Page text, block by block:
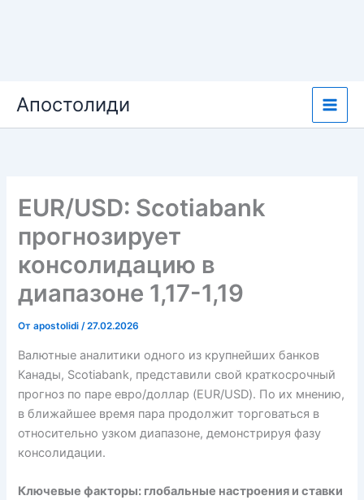
содержимому
Апостолиди
EUR/USD: Scotiabank
прогнозирует
консолидацию в
диапазоне 1,17-1,19
Отapostolidi/27.02.2026
Валютные аналитики одного из крупнейших банков
Канады, Scotiabank, представили свой краткосрочный
прогноз по паре евро/доллар (EUR/USD). По их мнению,
в ближайшее время пара продолжит торговаться в
относительно узком диапазоне, демонстрируя фазу
консолидации.
Ключевые факторы: глобальные настроения и ставки